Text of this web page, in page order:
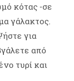
κότας -σε
γάλακτος.
για
από
τυρί και